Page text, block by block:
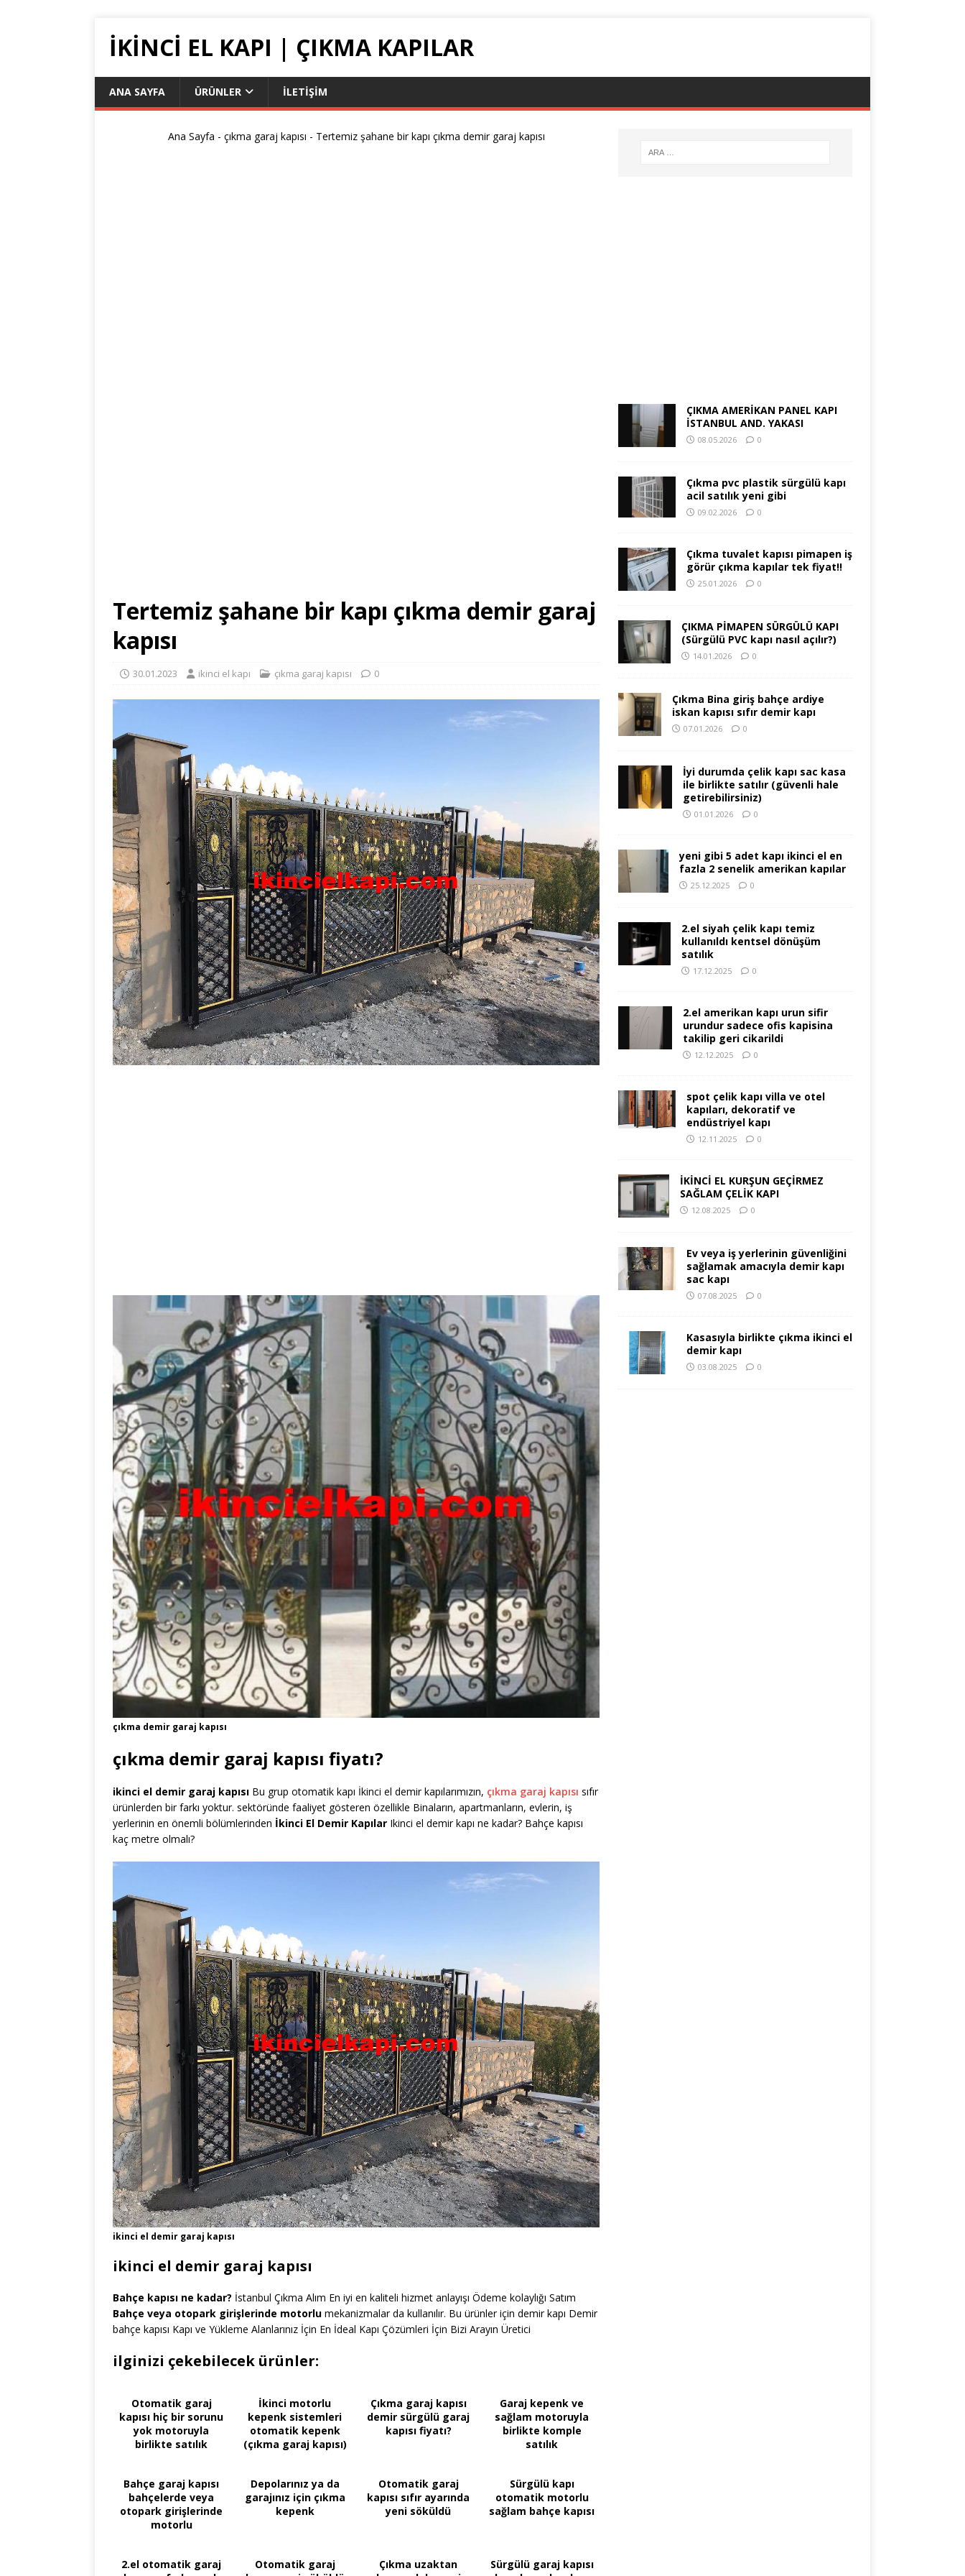
IKINCI EL KAPI | ÇIKMA KAPILAR
ANA SAYFA ÜRÜNLER İLETIŞIM
Ana Sayfa - çıkma garaj kapısı - Tertemiz şahane bir kapı çıkma demir garaj kapısı
Tertemiz şahane bir kapı çıkma demir garaj
kapısı
30.01.2023 ikinci el kapı çıkma garaj kapısı 0
çıkma demir garaj kapısı
çıkma demir garaj kapısı fiyatı?
ikinci el demir garaj kapısı Bu grup otomatik kapı İkinci el demir kapılarımızın, çıkma garaj kapısı sıfır
ürünlerden bir farkı yoktur. sektöründe faaliyet gösteren özellikle Binaların, apartmanların, evlerin, iş
yerlerinin en önemli bölümlerinden İkinci El Demir Kapılar Ikinci el demir kapı ne kadar? Bahçe kapısı
kaç metre olmalı?
ikinci el demir garaj kapısı
ikinci el demir garaj kapısı
Bahçe kapısı ne kadar? İstanbul Çıkma Alım En iyi en kaliteli hizmet anlayışı Ödeme kolaylığı Satım
Bahçe veya otopark girişlerinde motorlu mekanizmalar da kullanılır. Bu ürünler için demir kapı Demir
bahçe kapısı Kapı ve Yükleme Alanlarınız İçin En İdeal Kapı Çözümleri İçin Bizi Arayın Üretici
ilginizi çekebilecek ürünler:
Otomatik garaj
kapısı hiç bir sorunu
yok motoruyla
birlikte satılık
İkinci motorlu
kepenk sistemleri
otomatik kepenk
(çıkma garaj kapısı)
Çıkma garaj kapısı
demir sürgülü garaj
kapısı fiyatı?
Garaj kepenk ve
sağlam motoruyla
birlikte komple
satılık
Bahçe garaj kapısı
bahçelerde veya
otopark girişlerinde
motorlu
Depolarınız ya da
garajınız için çıkma
kepenk
Otomatik garaj
kapısı sıfır ayarında
yeni söküldü
Sürgülü kapı
otomatik motorlu
sağlam bahçe kapısı
2.el otomatik garaj
Otomatik garaj
Çıkma uzaktan
Sürgülü garaj kapısı
ÇIKMA AMERİKAN PANEL KAPI
İSTANBUL AND. YAKASI
08.05.2026 0
Çıkma pvc plastik sürgülü kapı
acil satılık yeni gibi
09.02.2026 0
Çıkma tuvalet kapısı pimapen iş
görür çıkma kapılar tek fiyat!!
25.01.2026 0
ÇIKMA PİMAPEN SÜRGÜLÜ KAPI
(Sürgülü PVC kapı nasıl açılır?)
14.01.2026 0
Çıkma Bina giriş bahçe ardiye
iskan kapısı sıfır demir kapı
07.01.2026 0
İyi durumda çelik kapı sac kasa
ile birlikte satılır (güvenli hale
getirebilirsiniz)
01.01.2026 0
yeni gibi 5 adet kapı ikinci el en
fazla 2 senelik amerikan kapılar
25.12.2025 0
2.el siyah çelik kapı temiz
kullanıldı kentsel dönüşüm
satılık
17.12.2025 0
2.el amerikan kapı urun sifir
urundur sadece ofis kapisina
takilip geri cikarildi
12.12.2025 0
spot çelik kapı villa ve otel
kapıları, dekoratif ve
endüstriyel kapı
12.11.2025 0
İKİNCİ EL KURŞUN GEÇİRMEZ
SAĞLAM ÇELİK KAPI
12.08.2025 0
Ev veya iş yerlerinin güvenliğini
sağlamak amacıyla demir kapı
sac kapı
07.08.2025 0
Kasasıyla birlikte çıkma ikinci el
demir kapı
03.08.2025 0